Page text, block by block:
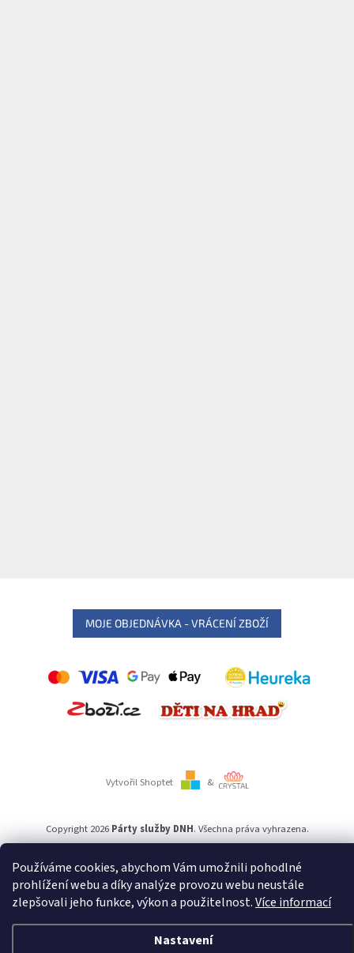
Používáme cookies, abychom Vám umožnili pohodlné
prohlížení webu a díky analýze provozu webu neustále
zlepšovali jeho funkce, výkon a použitelnost.Více informací
Nastavení
MOJE OBJEDNÁVKA - VRÁCENÍ ZBOŽÍ
Vytvořil Shoptet &
Copyright 2026 Párty služby DNH. Všechna práva vyhrazena.
Používámeověření věku Adulto